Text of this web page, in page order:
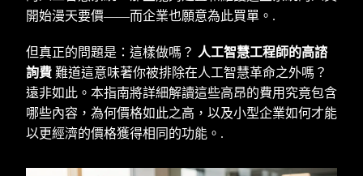
開始漫天要價——而企業也願意為此買單。.
但真正的問題是：這樣做嗎？ 人工智慧工程師的高諮
詢費 難道這意味著你被排除在人工智慧革命之外嗎？
遠非如此。本指南將詳細解讀這些高昂的費用究竟包含
哪些內容，為何價格如此之高，以及小型企業如何才能
以更經濟的價格獲得相同的功能。.